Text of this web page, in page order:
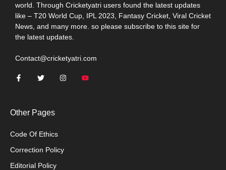
world. Through Cricketyatri users found the latest updates
like – T20 World Cup, IPL 2023, Fantasy Cricket, Viral Cricket
News, and many more. so please subscribe to this site for
the latest updates.
Contact@cricketyatri.com
Other Pages
Code Of Ethics
Correction Policy
Editorial Policy